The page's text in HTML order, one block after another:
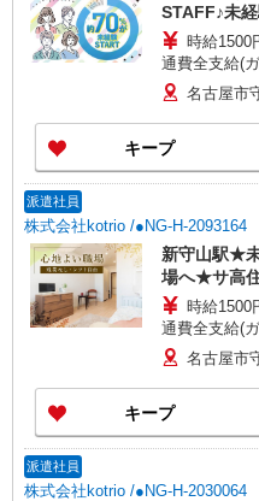
STAFF♪未
時給
通費全支給(
名古屋市
キープ
派遣社員
株式会社kotrio /●NG-H-2093164
新守山駅★
場へ★サ高
時給
通費全支給(
名古屋市
キープ
派遣社員
株式会社kotrio /●NG-H-2030064